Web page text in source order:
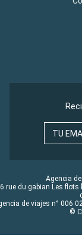
TU
Agencia
rue du gabian Les flots
de viajes n° 006
©